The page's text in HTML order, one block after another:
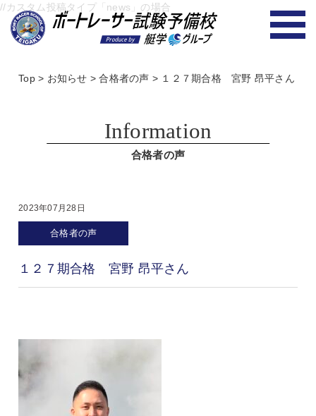
//カスタム投稿タイプ「news」の場合
Top> お知らせ >合格者の声 > １２７期合格 宮野 昂平さん
Information
合格者の声
2023年07月28日
合格者の声
１２７期合格 宮野 昂平さん